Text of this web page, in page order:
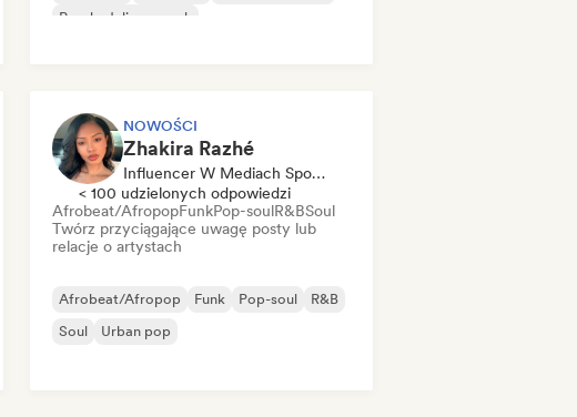
Psychedeliczny rock
NOWOŚCI
Zhakira Razhé
Influencer W Mediach Społecznościowych
< 100 udzielonych odpowiedzi
Afrobeat/AfropopFunkPop-soulR&BSoul
Twórz przyciągające uwagę posty lub
relacje o artystach
Afrobeat/Afropop Funk Pop-soul
R&B
Soul
Urban pop